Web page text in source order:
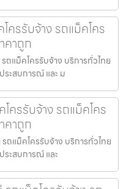
ครรับจ้าง รถแม็คโคร
คาถูก
ถแม็คโครรับจ้าง บริการทั่วไทย
ะสบการณ์ และ ม
โครรับจ้าง รถแม็คโคร
คาถูก
รถแม็คโครรับจ้าง บริการทั่วไทย
ระสบการณ์ และ